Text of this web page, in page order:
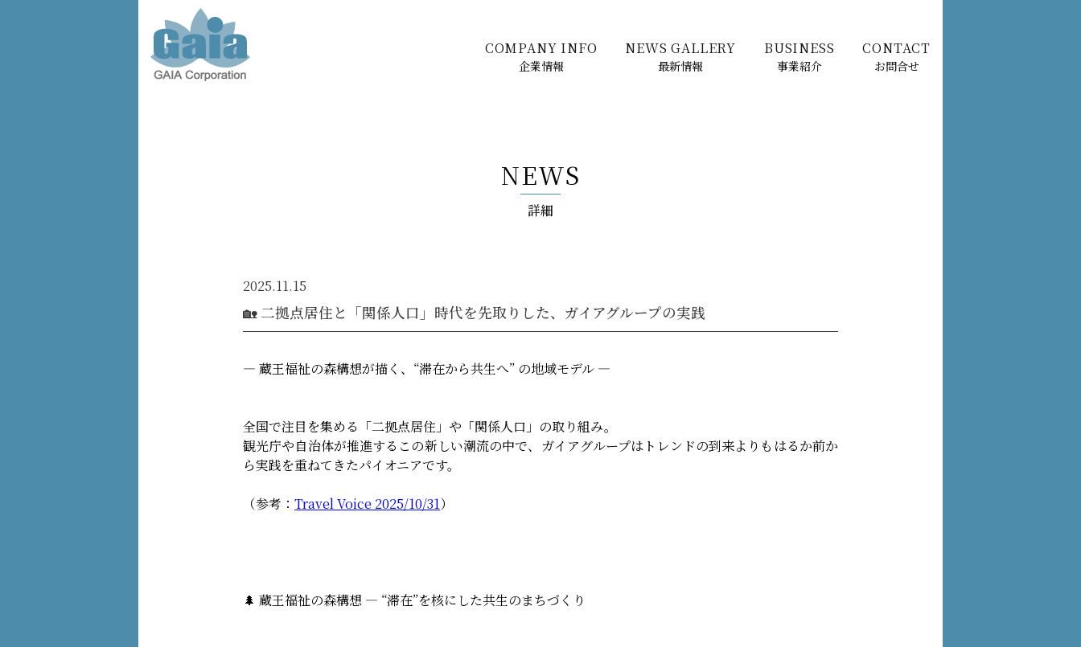
COMPANY INFO
企業情報
NEWS GALLERY
最新情報
BUSINESS
事業紹介
CONTACT
お問合せ
NEWS
詳細
2025.11.15
🏡 二拠点居住と「関係人口」時代を先取りした、ガイアグループの実践
― 蔵王福祉の森構想が描く、“滞在から共生へ” の地域モデル ―
全国で注目を集める「二拠点居住」や「関係人口」の取り組み。
観光庁や自治体が推進するこの新しい潮流の中で、ガイアグループはトレンドの到来よりもはるか前か
ら実践を重ねてきたパイオニアです。
（参考： Travel Voice 2025/10/31）
🌲 蔵王福祉の森構想 ― “滞在”を核にした共生のまちづくり